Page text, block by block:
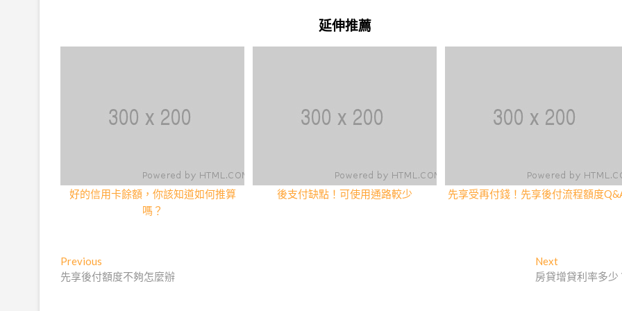
延伸推薦
好的信用卡餘額，你該知道如何推算
嗎？
後支付缺點！可使用通路較少 先享受再付錢！先享後付流程額度
文
Previous
post:
先享後付額度不夠怎麼辦
NextNext
post:
房貸增貸利率多少